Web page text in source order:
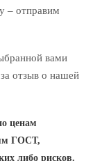
– отправим
вами
отзыв о нашей
ценам
ГОСТ,
либо рисков.